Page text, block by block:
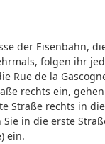
der Eisenbahn,
folgen ihr
Rue de la
rechts ein,
Straße rechts in
in die erste
ein.